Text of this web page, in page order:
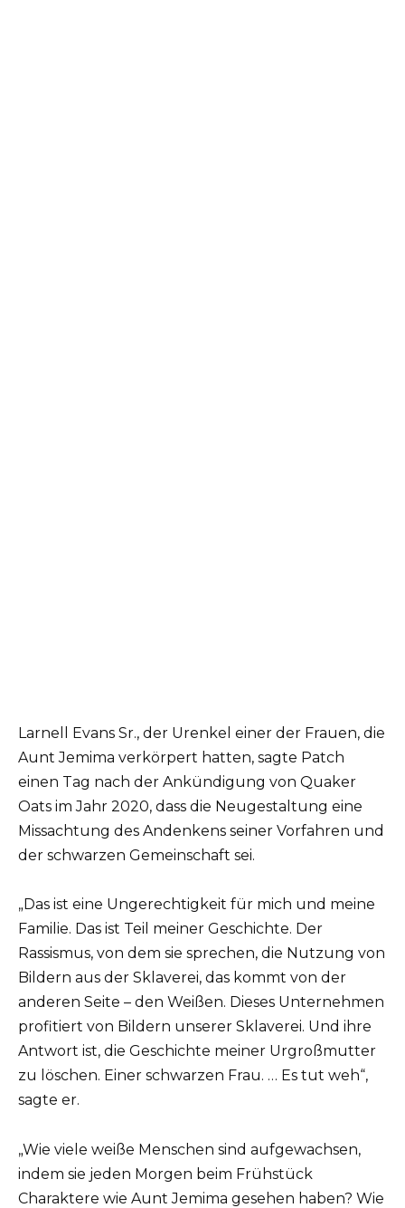
Larnell Evans Sr., der Urenkel einer der Frauen, die
Aunt Jemima verkörpert hatten, sagte Patch
einen Tag nach der Ankündigung von Quaker
Oats im Jahr 2020, dass die Neugestaltung eine
Missachtung des Andenkens seiner Vorfahren und
der schwarzen Gemeinschaft sei.
„Das ist eine Ungerechtigkeit für mich und meine
Familie. Das ist Teil meiner Geschichte. Der
Rassismus, von dem sie sprechen, die Nutzung von
Bildern aus der Sklaverei, das kommt von der
anderen Seite – den Weißen. Dieses Unternehmen
profitiert von Bildern unserer Sklaverei. Und ihre
Antwort ist, die Geschichte meiner Urgroßmutter
zu löschen. Einer schwarzen Frau. … Es tut weh“,
sagte er.
„Wie viele weiße Menschen sind aufgewachsen,
indem sie jeden Morgen beim Frühstück
Charaktere wie Aunt Jemima gesehen haben? Wie